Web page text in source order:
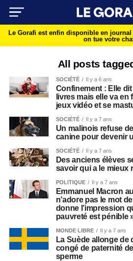
Le Gorafi est enfin disponible en journal
on tue votre
All posts
SOCIÉTÉ Il y a 6 ans
Confinement : Elle
livres mais elle va
jeux vidéo et se
SOCIÉTÉ Il y a 7 ans
Un malinois refuse
canine pour devenir
SOCIÉTÉ Il y a 7 ans
Des anciens élèves
savoir qui a le mieux
POLITIQUE Il y a 7 ans
Emmanuel Macron
n’adore pas le mot
donne l’impression
pauvreté est pénible
MONDE LIBRE Il y a 7 ans
La Suède allonge de
congé de paternité
sperme